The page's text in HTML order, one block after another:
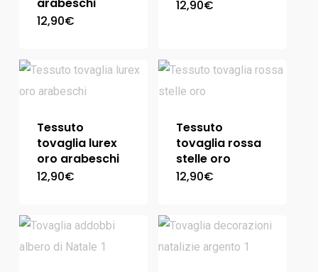
12,90€
12,90€
Tessuto
tovaglia lurex
oro arabeschi
12,90€
Tessuto
tovaglia rossa
stelle oro
12,90€